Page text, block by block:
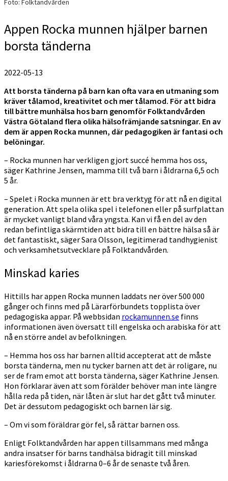
Foto: Folktandvården
Appen Rocka munnen hjälper barnen
borsta tänderna
2022-05-13
Att borsta tänderna på barn kan ofta vara en utmaning som
kräver tålamod, kreativitet och mer tålamod. För att bidra
till bättre munhälsa hos barn genomför Folktandvården
Västra Götaland flera olika hälsofrämjande satsningar. En av
dem är appen Rocka munnen, där pedagogiken är fantasi och
belöningar.
– Rocka munnen har verkligen gjort succé hemma hos oss,
säger Kathrine Jensen, mamma till två barn i åldrarna 6,5 och
5 år.
– Spelet i Rocka munnen är ett bra verktyg för att nå en digital
generation. Att spela olika spel i telefonen eller på surfplattan
är mycket vanligt bland våra yngsta. Kan vi få en del av den
redan befintliga skärmtiden att bidra till en bättre hälsa så är
det fantastiskt, säger Sara Olsson, legitimerad tandhygienist
och verksamhetsutvecklare på Folktandvården.
Minskad karies
Hittills har appen Rocka munnen laddats ner över 500 000
gånger och finns med på Lärarförbundets topplista över
pedagogiska appar. På webbsidan rockamunnen.se finns
informationen även översatt till engelska och arabiska för att
nå en större andel av befolkningen.
– Hemma hos oss har barnen alltid accepterat att de måste
borsta tänderna, men nu tycker barnen att det är roligare, nu
ser de fram emot att borsta tänderna, säger Kathrine Jensen.
Hon förklarar även att som förälder behöver man inte längre
hålla reda på tiden, när låten är slut har det gått två minuter.
Det är dessutom pedagogiskt och barnen lär sig.
– Om vi som föräldrar gör fel, så rättar barnen oss.
Enligt Folktandvården har appen tillsammans med många
andra insatser för barns tandhälsa bidragit till minskad
kariesförekomst i åldrarna 0–6 år de senaste två åren.